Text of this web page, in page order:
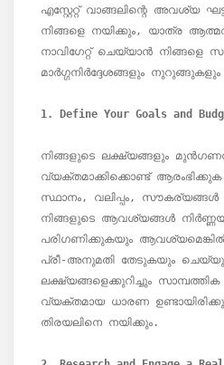
എസ്റ്റേറ്റ് വാങ്ങലിന്റെ അവശ്യ
നിങ്ങളെ നയിക്കും, യാത്ര
നാവിഗേറ്റ് ചെയ്യാൻ നിങ്ങളെ
മാർഗ്ഗനിർദ്ദേശങ്ങളും
നിങ്ങളുടെ ലക്ഷ്യങ്ങളും
വ്യക്തമാക്കിക്കൊണ്ട്
സ്ഥാനം, വലിപ്പം,
നിങ്ങളുടെ ആവശ്യങ്ങൾ
പരിഗണിക്കുകയും ആവശ്യമെങ്കിൽ
പ്രീ-അനുമതി തേടുകയും
ലക്ഷ്യങ്ങളെക്കുറിച്ചും സാമ്പത്തിക
വ്യക്തമായ ധാരണ
തിരയലിനെ നയിക്കും.